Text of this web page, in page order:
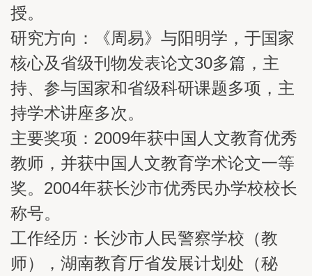
授。
研究方向：《周易》与阳明学，于国家
核心及省级刊物发表论文30多篇，主
持、参与国家和省级科研课题多项，主
持学术讲座多次。
主要奖项：2009年获中国人文教育优秀
教师，并获中国人文教育学术论文一等
奖。2004年获长沙市优秀民办学校校长
称号。
工作经历：长沙市人民警察学校（教
师），湖南教育厅省发展计划处（秘